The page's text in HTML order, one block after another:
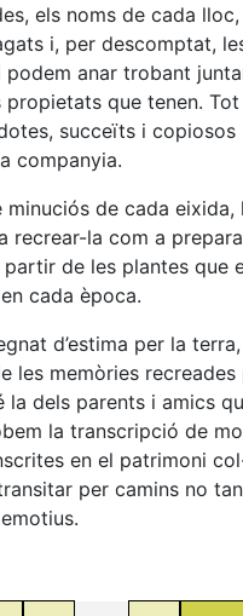
els noms de cada
i, per descomptat,
podem anar trobant
que tenen.
succeïts i copiosos
companyia.
de cada eixida,
recrear-la com a
partir de les plantes que
cada època.
d’estima per la
les memòries recreades
la dels parents i amics
la transcripció de
en el patrimoni
per camins no